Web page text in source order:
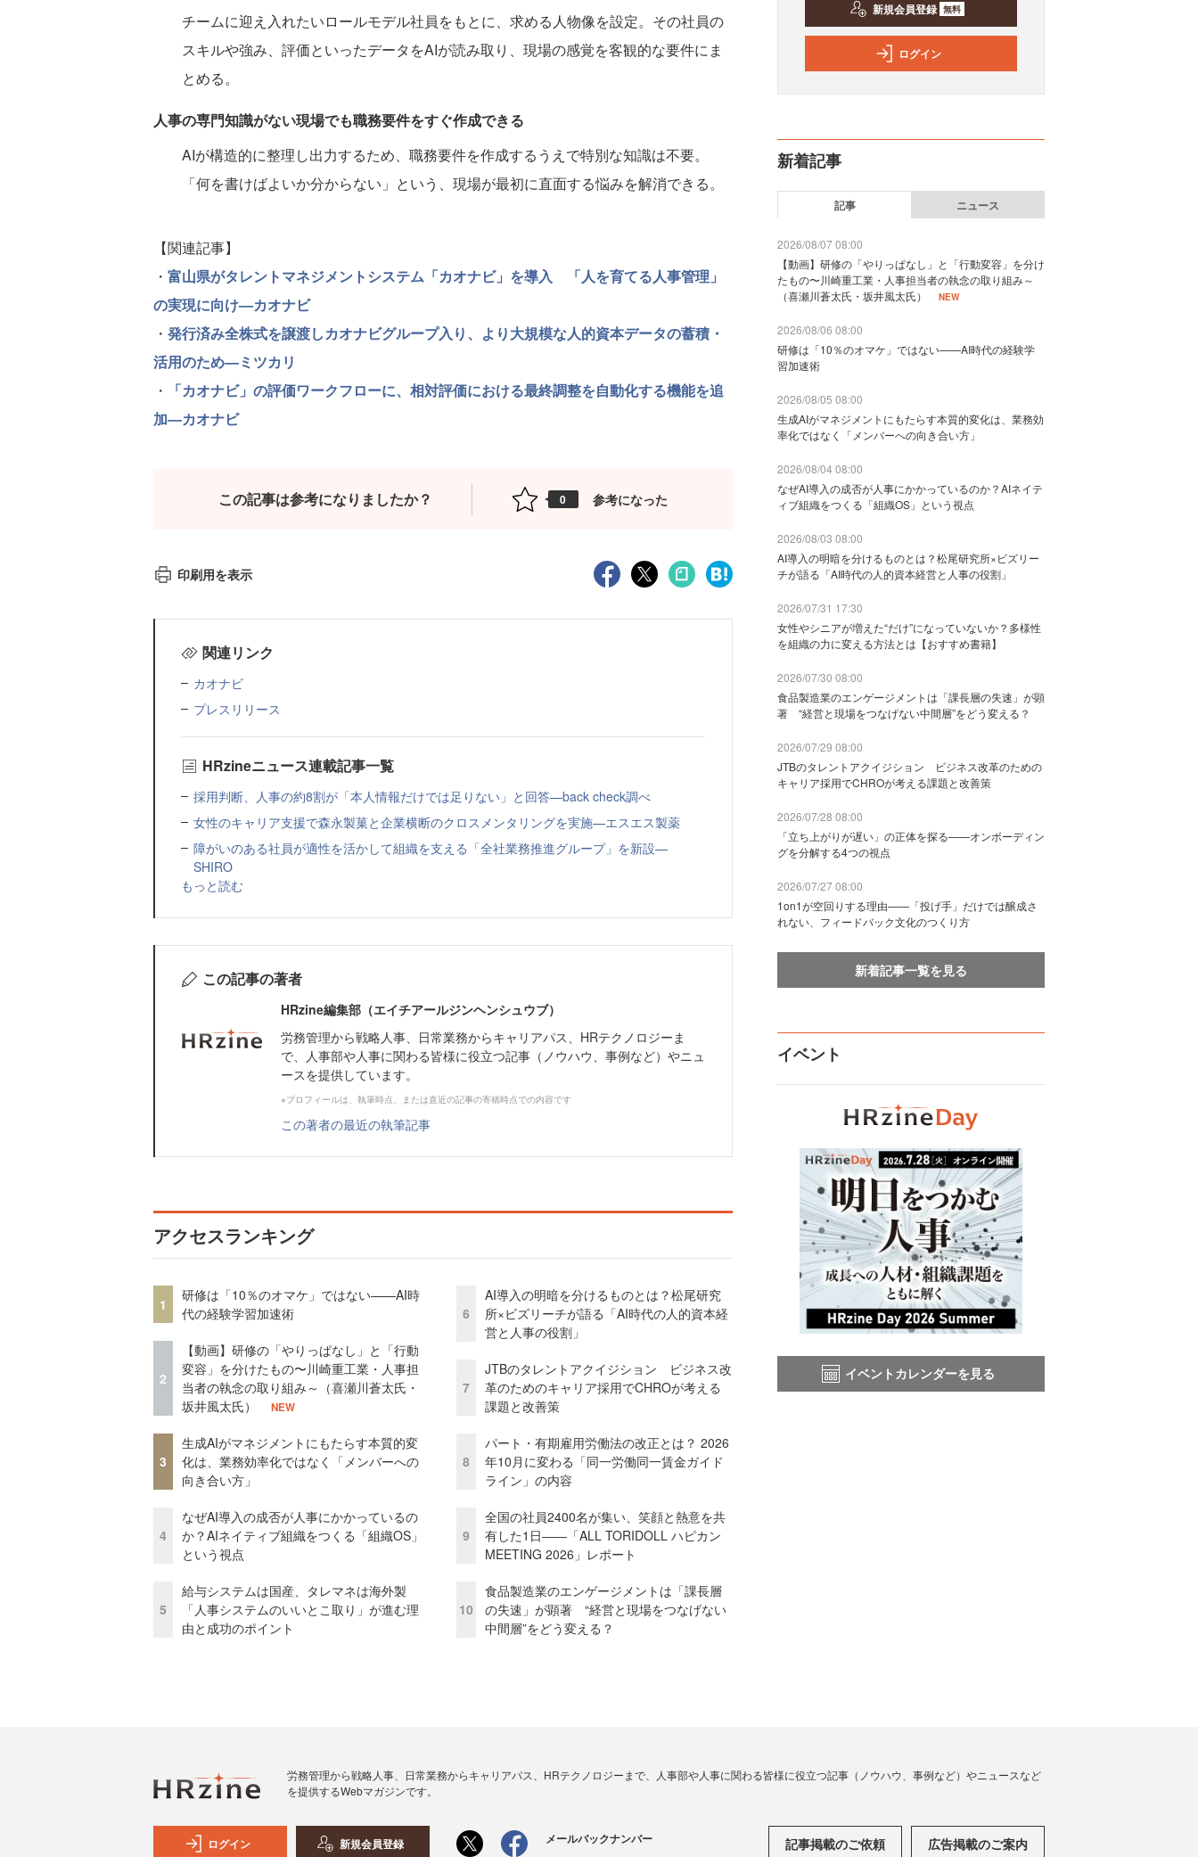
チームに迎え入れたいロールモデル社員をもとに、求める人物像を設定。その社員の
スキルや強み、評価といったデータをAIが読み取り、現場の感覚を客観的な要件にま
とめる。
人事の専門知識がない現場でも職務要件をすぐ作成できる
AIが構造的に整理し出力するため、職務要件を作成するうえで特別な知識は不要。
「何を書けばよいか分からない」という、現場が最初に直面する悩みを解消できる。
【関連記事】
・ 富山県がタレントマネジメントシステム「カオナビ」を導入 「人を育てる人事管理」
の実現に向け—カオナビ
・ 発行済み全株式を譲渡しカオナビグループ入り、より大規模な人的資本データの蓄積・
活用のため—ミツカリ
・
「カオナビ」の評価ワークフローに、相対評価における最終調整を自動化する機能を追
加—カオナビ
この記事は参考になりましたか？ 0 参考になった
印刷用を表示
関連リンク
カオナビ
プレスリリース
HRzineニュース連載記事一覧
採用判断、人事の約8割が「本人情報だけでは足りない」と回答—back check調べ
女性のキャリア支援で森永製菓と企業横断のクロスメンタリングを実施—エスエス製薬
障がいのある社員が適性を活かして組織を支える「全社業務推進グループ」を新設—
SHIRO
もっと読む
この記事の著者
HRzine編集部（エイチアールジンヘンシュウブ）
労務管理から戦略人事、日常業務からキャリアパス、HRテクノロジーま
で、人事部や人事に関わる皆様に役立つ記事（ノウハウ、事例など）やニュ
ースを提供しています。
※プロフィールは、執筆時点、または直近の記事の寄稿時点での内容です
この著者の最近の執筆記事
アクセスランキング
1
研修は「10％のオマケ」ではない——AI時
代の経験学習加速術
2
【動画】研修の「やりっぱなし」と「行動
変容」を分けたもの〜川崎重工業・人事担
当者の執念の取り組み～（喜瀬川蒼太氏・
坂井風太氏）
NEW
3
生成AIがマネジメントにもたらす本質的変
化は、業務効率化ではなく「メンバーへの
向き合い方」
4
なぜAI導入の成否が人事にかかっているの
か？AIネイティブ組織をつくる「組織OS」
という視点
5
給与システムは国産、タレマネは海外製
「人事システムのいいとこ取り」が進む理
由と成功のポイント
6
AI導入の明暗を分けるものとは？松尾研究
所×ビズリーチが語る「AI時代の人的資本経
営と人事の役割」
7
JTBのタレントアクイジション ビジネス改
革のためのキャリア採用でCHROが考える
課題と改善策
8
パート・有期雇用労働法の改正とは？ 2026
年10月に変わる「同一労働同一賃金ガイド
ライン」の内容
9
全国の社員2400名が集い、笑顔と熱意を共
有した1日――「ALL TORIDOLL ハピカン
MEETING 2026」レポート
10
食品製造業のエンゲージメントは「課長層
の失速」が顕著 “経営と現場をつなげない
中間層”をどう変える？
新規会員登録 無料
ログイン
新着記事
記事 ニュース
2026/08/07 08:00
【動画】研修の「やりっぱなし」と「行動変容」を分け
たもの〜川崎重工業・人事担当者の執念の取り組み～
（喜瀬川蒼太氏・坂井風太氏）
NEW
2026/08/06 08:00
研修は「10％のオマケ」ではない——AI時代の経験学
習加速術
2026/08/05 08:00
生成AIがマネジメントにもたらす本質的変化は、業務効
率化ではなく「メンバーへの向き合い方」
2026/08/04 08:00
なぜAI導入の成否が人事にかかっているのか？AIネイテ
ィブ組織をつくる「組織OS」という視点
2026/08/03 08:00
AI導入の明暗を分けるものとは？松尾研究所×ビズリー
チが語る「AI時代の人的資本経営と人事の役割」
2026/07/31 17:30
女性やシニアが増えた“だけ”になっていないか？多様性
を組織の力に変える方法とは【おすすめ書籍】
2026/07/30 08:00
食品製造業のエンゲージメントは「課長層の失速」が顕
著 “経営と現場をつなげない中間層”をどう変える？
2026/07/29 08:00
JTBのタレントアクイジション ビジネス改革のための
キャリア採用でCHROが考える課題と改善策
2026/07/28 08:00
「立ち上がりが遅い」の正体を探る——オンボーディン
グを分解する4つの視点
2026/07/27 08:00
1on1が空回りする理由——「投げ手」だけでは醸成さ
れない、フィードバック文化のつくり方
新着記事一覧を見る
イベント
イベントカレンダーを見る
労務管理から戦略人事、日常業務からキャリアパス、HRテクノロジーまで、人事部や人事に関わる皆様に役立つ記事（ノウハウ、事例など）やニュースなど
を提供するWebマガジンです。
ログイン 新規会員登録 メールバックナンバー 記事掲載のご依頼 広告掲載のご案内